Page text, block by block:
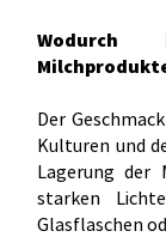
Wodurch
Der
Kulturen und
Lagerung der
starken
Glasflaschen